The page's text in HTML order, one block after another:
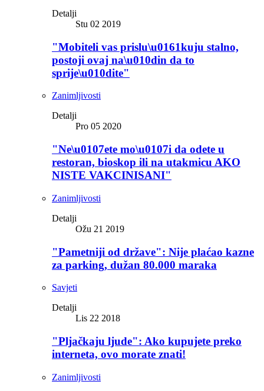
Detalji
Stu 02 2019
"Mobiteli vas prislu\u0161kuju stalno,
postoji ovaj na\u010din da to
sprije\u010dite"
Zanimljivosti
Detalji
Pro 05 2020
"Ne\u0107ete mo\u0107i da odete u
restoran, bioskop ili na utakmicu AKO
NISTE VAKCINISANI"
Zanimljivosti
Detalji
Ožu 21 2019
"Pametniji od države": Nije plaćao kazne
za parking, dužan 80.000 maraka
Savjeti
Detalji
Lis 22 2018
"Pljačkaju ljude": Ako kupujete preko
interneta, ovo morate znati!
Zanimljivosti